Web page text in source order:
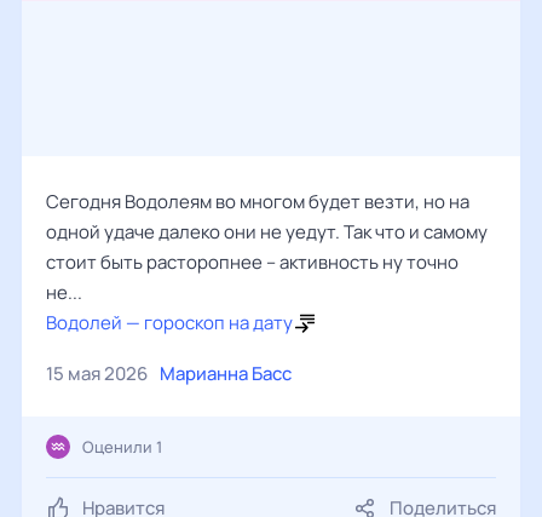
Сегодня Водолеям во многом будет везти, но на
одной удаче далеко они не уедут. Так что и самому
стоит быть расторопнее – активность ну точно
не...
Водолей — гороскоп на дату
15 мая 2026 Марианна Басс
Нравится Поделиться
Оценили 1